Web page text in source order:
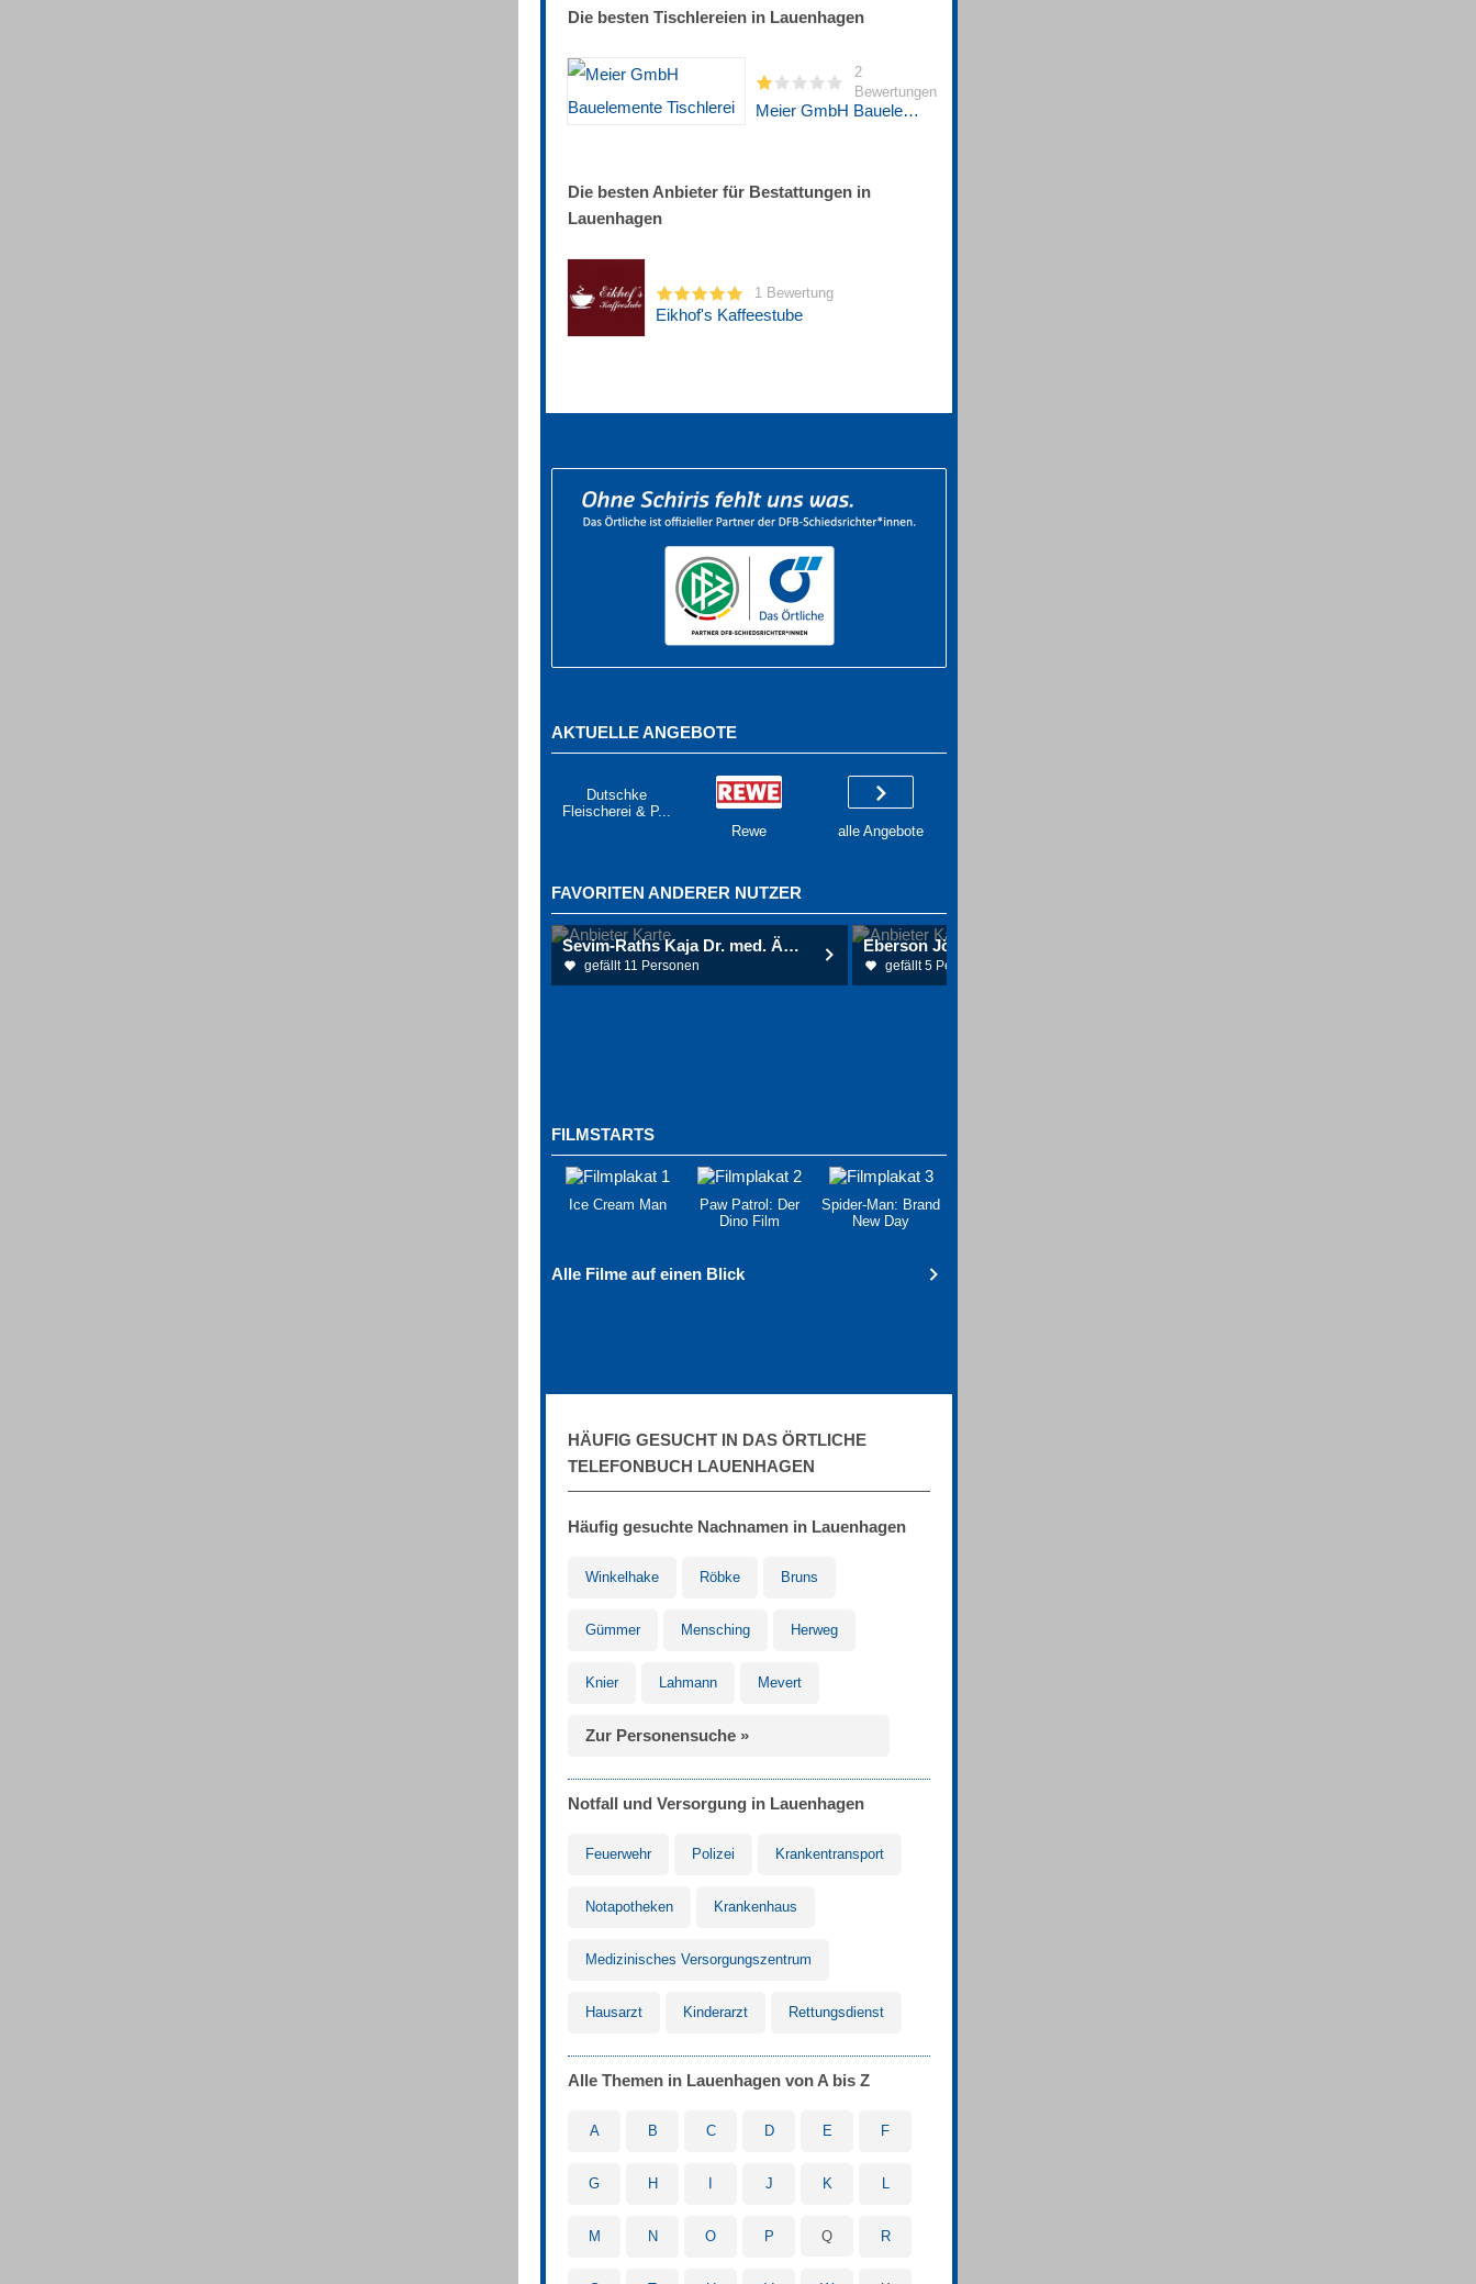
Die besten Tischlereien in Lauenhagen
2
Bewertungen
Meier GmbH Bauelemente Tischlerei
Die besten Anbieter für Bestattungen in
Lauenhagen
1 Bewertung
Eikhof's Kaffeestube
AKTUELLE ANGEBOTE
Dutschke
Fleischerei & P...
Rewe
alle Angebote
FAVORITEN ANDERER NUTZER
Sevim-Raths Kaja Dr. med. Ärztin für Physikalische und Rehabilitative Medizin
gefällt 11 Personen gefällt 5 Personen
FILMSTARTS
Ice Cream Man
Paw Patrol: Der
Dino Film
Spider-Man: Brand
New Day
Alle Filme auf einen Blick
HÄUFIG GESUCHT IN DAS ÖRTLICHE
TELEFONBUCH LAUENHAGEN
Häufig gesuchte Nachnamen in Lauenhagen
Winkelhake Röbke Bruns
Gümmer Mensching Herweg
Knier Lahmann Mevert
Zur Personensuche »
Notfall und Versorgung in Lauenhagen
Feuerwehr Polizei Krankentransport
Notapotheken Krankenhaus
Medizinisches Versorgungszentrum
Hausarzt Kinderarzt Rettungsdienst
Alle Themen in Lauenhagen von A bis Z
A B C D E F
G H J K L
M N O P Q R